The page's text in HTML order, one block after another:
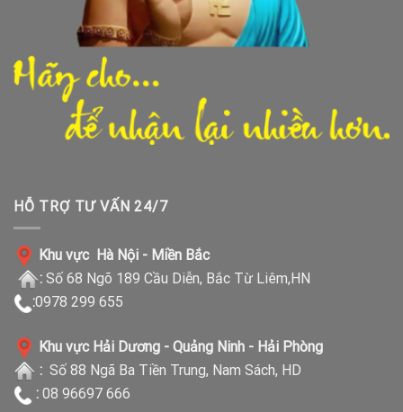
HỖ TRỢ TƯ VẤN 24/7
Khu vực Hà Nội - Miền Bắc
: Số 68 Ngõ 189 Cầu Diễn, Bắc Từ Liêm,HN
:0978 299 655
Khu vực Hải Dương - Quảng Ninh - Hải Phòng
: Số 88 Ngã Ba Tiền Trung, Nam Sách, HD
: 08 96697 666